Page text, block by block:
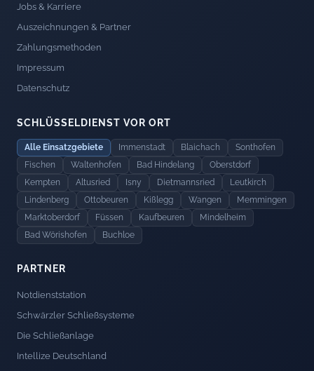
Jobs & Karriere
Auszeichnungen & Partner
Zahlungsmethoden
Impressum
Datenschutz
SCHLÜSSELDIENST VOR ORT
Alle Einsatzgebiete Immenstadt Blaichach
Sonthofen
Fischen
Waltenhofen Bad Hindelang
Oberstdorf
Kempten
Altusried Isny Dietmannsried
Leutkirch
Lindenberg
Ottobeuren Kißlegg Wangen
Memmingen
Marktoberdorf
Füssen Kaufbeuren
Mindelheim
Bad Wörishofen
Buchloe
PARTNER
Notdienststation
Schwärzler Schließsysteme
Die Schließanlage
Intellize Deutschland